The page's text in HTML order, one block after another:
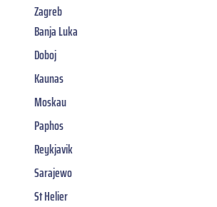
Zagreb
Banja Luka
Doboj
Kaunas
Moskau
Paphos
Reykjavik
Sarajewo
St Helier